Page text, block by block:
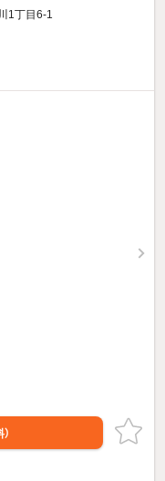
1丁目6-1